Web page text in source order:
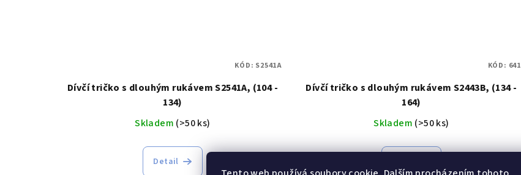
Dívčí tričko s dlouhým rukávem S2541A, (104 -
134)
Skladem (>50 ks)
Detail
KÓD: S2541A
Dívčí tričko s dlouhým rukávem S2443B, (134 -
164)
Skladem (>50 ks)
KÓD: 641